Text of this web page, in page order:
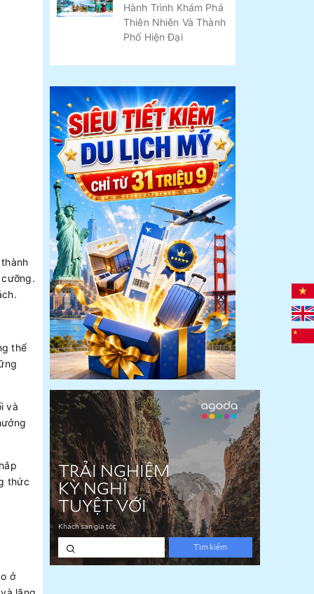
thể
và
thức
ở
Hành Trình Khám Phá
Thiên Nhiên Và Thành
Phố Hiện Đại